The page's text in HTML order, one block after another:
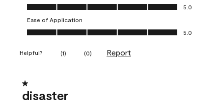
Value of Product, 5.0 out of 5
5.0
Ease of Application
Ease of Application, 5.0 out of 5
5.0
Helpful? (1) (0) Report
1 out of 5 stars.
disaster